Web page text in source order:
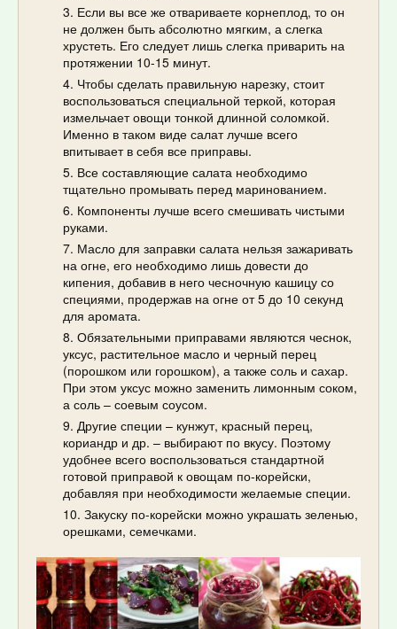
Если вы все же отвариваете корнеплод, то он
не должен быть абсолютно мягким, а слегка
хрустеть. Его следует лишь слегка приварить на
протяжении 10-15 минут.
Чтобы сделать правильную нарезку, стоит
воспользоваться специальной теркой, которая
измельчает овощи тонкой длинной соломкой.
Именно в таком виде салат лучше всего
впитывает в себя все приправы.
Все составляющие салата необходимо
тщательно промывать перед маринованием.
Компоненты лучше всего смешивать чистыми
руками.
Масло для заправки салата нельзя зажаривать
на огне, его необходимо лишь довести до
кипения, добавив в него чесночную кашицу со
специями, продержав на огне от 5 до 10 секунд
для аромата.
Обязательными приправами являются чеснок,
уксус, растительное масло и черный перец
(порошком или горошком), а также соль и сахар.
При этом уксус можно заменить лимонным соком,
а соль – соевым соусом.
Другие специи – кунжут, красный перец,
кориандр и др. – выбирают по вкусу. Поэтому
удобнее всего воспользоваться стандартной
готовой приправой к овощам по-корейски,
добавляя при необходимости желаемые специи.
Закуску по-корейски можно украшать зеленью,
орешками, семечками.